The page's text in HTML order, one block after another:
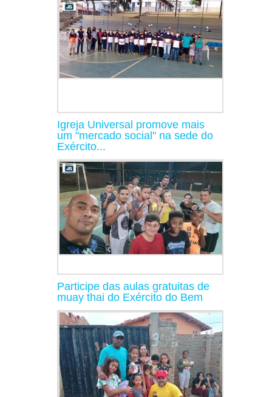
Igreja Universal promove mais
um "mercado social" na sede do
Exército...
Participe das aulas gratuitas de
muay thai do Exército do Bem